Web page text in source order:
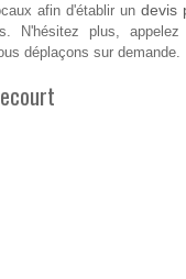
afin d'établir un devis
N'hésitez plus, appelez
déplaçons sur demande.